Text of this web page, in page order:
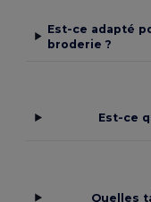
Est-ce adapté
broderie ?
Est-ce
Quelles